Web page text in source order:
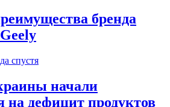
бренда
спустя
начали
на дефицит продуктов